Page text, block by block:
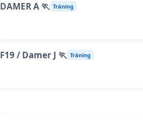
DAMER A 🏃 Träning
F19 / Damer J 🏃 Träning